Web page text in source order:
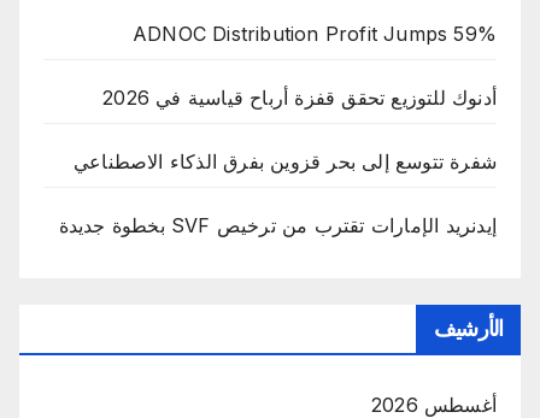
ADNOC Distribution Profit Jumps 59%
أدنوك للتوزيع تحقق قفزة أرباح قياسية في 2026
شفرة تتوسع إلى بحر قزوين بفرق الذكاء الاصطناعي
إيدنريد الإمارات تقترب من ترخيص SVF بخطوة جديدة
الأرشيف
أغسطس 2026